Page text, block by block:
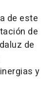
de este
de
de
y